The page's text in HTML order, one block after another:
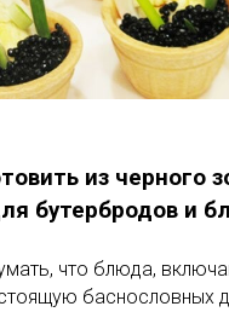
из черного
бутербродов и
что блюда,
баснословных